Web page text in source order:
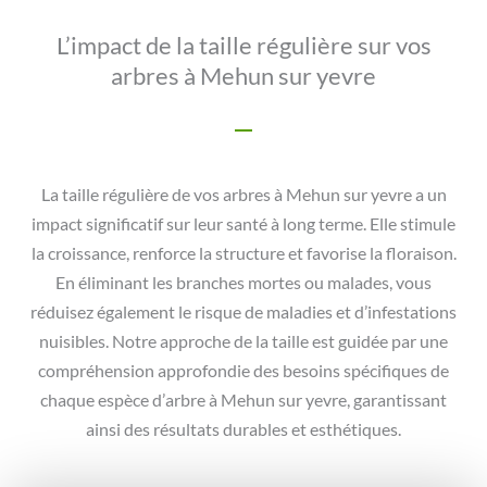
L’impact de la taille régulière sur vos
arbres à Mehun sur yevre
La taille régulière de vos arbres à Mehun sur yevre a un
impact significatif sur leur santé à long terme. Elle stimule
la croissance, renforce la structure et favorise la floraison.
En éliminant les branches mortes ou malades, vous
réduisez également le risque de maladies et d’infestations
nuisibles. Notre approche de la taille est guidée par une
compréhension approfondie des besoins spécifiques de
chaque espèce d’arbre à Mehun sur yevre, garantissant
ainsi des résultats durables et esthétiques.